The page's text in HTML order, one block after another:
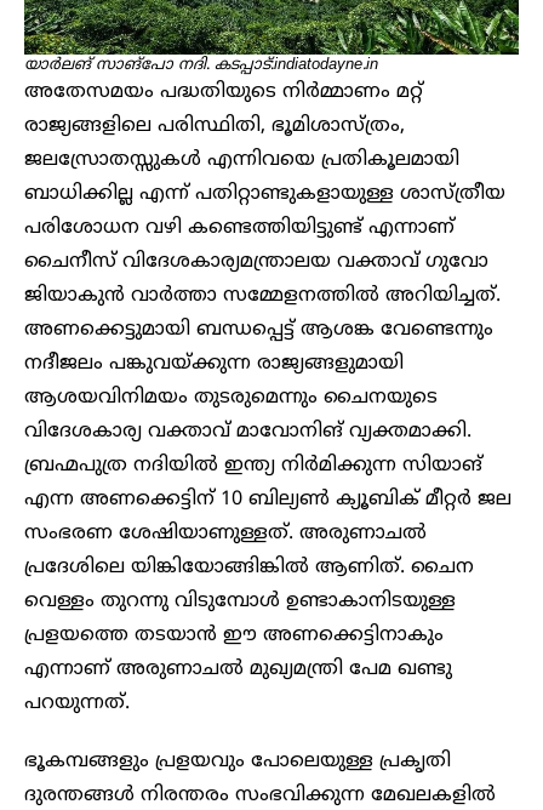
യാര്‍ലങ് സാങ്‌പോ നദി. കടപ്പാട്:indiatodayne.in
അതേസമയം പദ്ധതിയുടെ നിർമ്മാണം മറ്റ്
രാജ്യങ്ങളിലെ പരിസ്ഥിതി, ഭൂമിശാസ്ത്രം,
ജലസ്രോതസ്സുകൾ എന്നിവയെ പ്രതികൂലമായി
ബാധിക്കില്ല എന്ന് പതിറ്റാണ്ടുകളായുള്ള ശാസ്ത്രീയ
പരിശോധന വഴി കണ്ടെത്തിയിട്ടുണ്ട് എന്നാണ്
ചൈനീസ് വിദേശകാര്യമന്ത്രാലയ വക്താവ് ഗുവോ
ജിയാകുൻ വാർത്താ സമ്മേളനത്തിൽ അറിയിച്ചത്.
അണക്കെട്ടുമായി ബന്ധപ്പെട്ട് ആശങ്ക വേണ്ടെന്നും
നദീജലം പങ്കുവയ്ക്കുന്ന രാജ്യങ്ങളുമായി
ആശയവിനിമയം തുടരുമെന്നും ചൈനയുടെ
വിദേശകാര്യ വക്താവ് മാവോനിങ് വ്യക്തമാക്കി.
ബ്രഹ്മപുത്ര നദിയിൽ ഇന്ത്യ നിർമിക്കുന്ന സിയാങ്
എന്ന അണക്കെട്ടിന് 10 ബില്യൺ ക്യൂബിക് മീറ്റർ ജല
സംഭരണ ശേഷിയാണുള്ളത്. അരുണാചൽ
പ്രദേശിലെ യിങ്കിയോങ്ങിങ്കിൽ ആണിത്. ചൈന
വെള്ളം തുറന്നു വിടുമ്പോൾ ഉണ്ടാകാനിടയുള്ള
പ്രളയത്തെ തടയാൻ ഈ അണക്കെട്ടിനാകും
എന്നാണ് അരുണാചൽ മുഖ്യമന്ത്രി പേമ ഖണ്ടു
പറയുന്നത്.
ഭൂകമ്പങ്ങളും പ്രളയവും പോലെയുള്ള പ്രകൃതി
ദുരന്തങ്ങൾ നിരന്തരം സംഭവിക്കുന്ന മേഖലകളിൽ